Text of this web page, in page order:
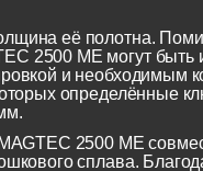
её полотна.
2500 ME могут быть
и необходимым
определённые
2500 ME
сплава.